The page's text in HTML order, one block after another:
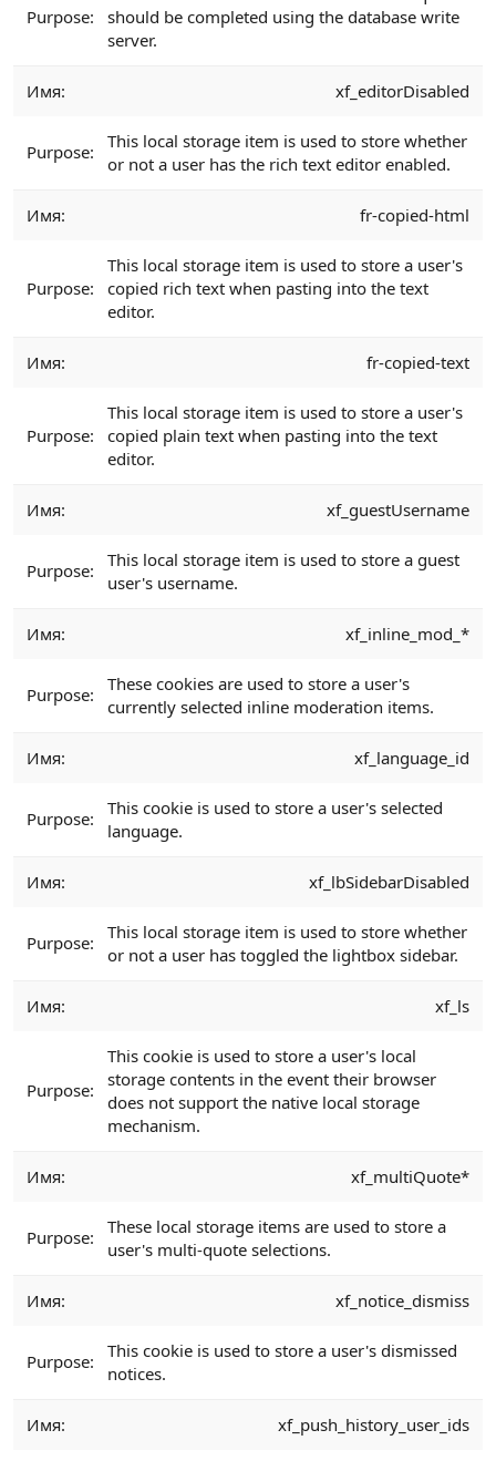
should be completed using the database write
server.
xf_editorDisabled
This local storage item is used to store whether
or not a user has the rich text editor enabled.
fr-copied-html
This local storage item is used to store a user's
copied rich text when pasting into the text
editor.
fr-copied-text
This local storage item is used to store a user's
copied plain text when pasting into the text
editor.
xf_guestUsername
This local storage item is used to store a guest
user's username.
xf_inline_mod_*
These cookies are used to store a user's
currently selected inline moderation items.
xf_language_id
This cookie is used to store a user's selected
language.
xf_lbSidebarDisabled
This local storage item is used to store whether
or not a user has toggled the lightbox sidebar.
xf_ls
This cookie is used to store a user's local
storage contents in the event their browser
does not support the native local storage
mechanism.
xf_multiQuote*
These local storage items are used to store a
user's multi-quote selections.
xf_notice_dismiss
This cookie is used to store a user's dismissed
notices.
xf_push_history_user_ids